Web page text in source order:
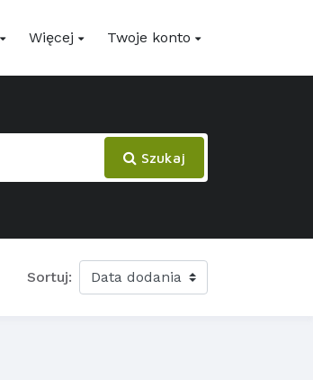
Więcej Twoje konto
Szukaj
Sortuj: